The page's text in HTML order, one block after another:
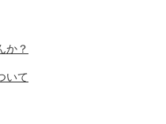
か？
いて